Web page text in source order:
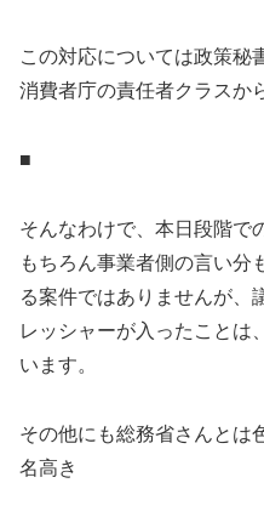
この対応については政策秘
消費者庁の責任者クラスか
■
そんなわけで、本日段階で
もちろん事業者側の言い分
る案件ではありませんが、
レッシャーが入ったことは、
います。
その他にも総務省さんとは
名高き